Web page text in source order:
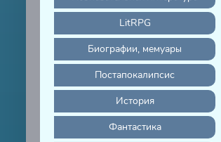
LitRPG
Биографии, мемуары
Постапокалипсис
История
Фантастика